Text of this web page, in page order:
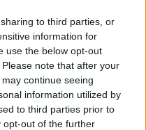
to third parties, or
information for
use the below opt-out
note that after your
continue seeing
information utilized by
to third parties prior to
opt-out of the further
με την ομάδα
διεθνή μέσο